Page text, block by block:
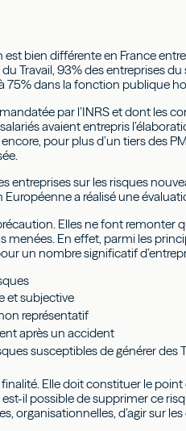
bien différente en France
Travail, 93% des entreprises
dans la fonction publique
par l’INRS et dont les
avaient entrepris
pour plus d’un tiers des
entreprises sur les risques
Européenne a réalisé une
Elles ne font remonter
menées. En effet, parmi les
un nombre significatif
et subjective
représentatif
après un accident
susceptibles de générer des
finalité. Elle doit constituer le
il possible de supprimer ce
organisationnelles, d’agir sur